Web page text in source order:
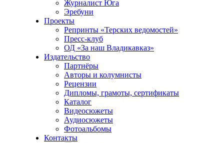
Журналист Юга
Эребуни
Проекты
Репринты «Терских ведомостей»
Пресс-клуб
ОД «За наш Владикавказ»
Издательство
Партнёры
Авторы и колумнисты
Рецензии
Дипломы, грамоты, сертификаты
Каталог
Видеосюжеты
Аудиосюжеты
Фотоальбомы
Контакты